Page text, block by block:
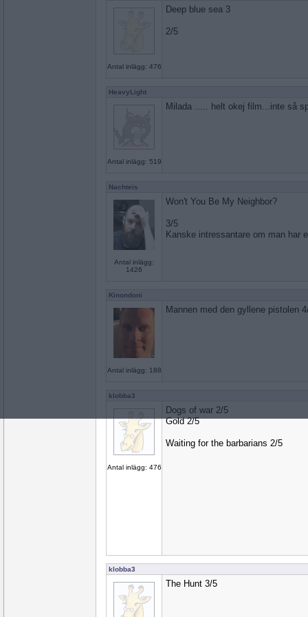
Antal inlägg: 476
Deep blue sea 3
2/5
HeavyLight
Antal inlägg: 519
Milada ..... helt okej film...inte så
Nachteis
Antal inlägg:
1426
Won't You Be My Neighbor?
3/5
Kanske intressantare om man har
Kinondoni
Antal inlägg: 188
Mannen med den gyllene pistolen
klobba3
Antal inlägg: 476
Dogs of war 2/5
Gold 2/5
Waiting for the barbarians 2/5
klobba3
The Hunt 3/5